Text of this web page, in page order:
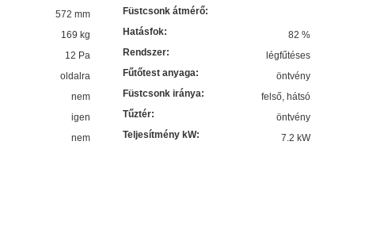
572 mm Füstcsonk átmérő:
169 kg Hatásfok: 82 %
12 Pa Rendszer:
légfűtéses
oldalra Fűtőtest anyaga:
öntvény
nem Füstcsonk iránya:
felső, hátsó
igen Tűztér:
öntvény
nem Teljesítmény kW: 7.2 kW